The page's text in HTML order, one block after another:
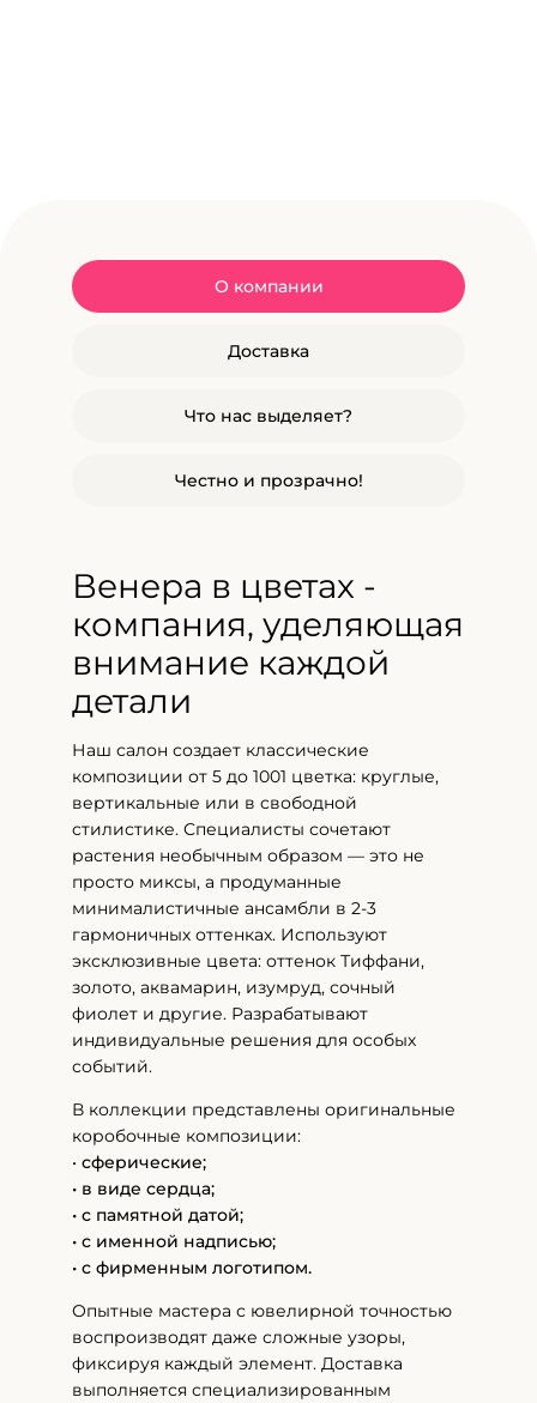
О компании
Доставка
Что нас выделяет?
Честно и прозрачно!
Венера в цветах -
компания, уделяющая
внимание каждой
детали
Наш салон создает классические
композиции от 5 до 1001 цветка: круглые,
вертикальные или в свободной
стилистике. Специалисты сочетают
растения необычным образом — это не
просто миксы, а продуманные
минималистичные ансамбли в 2-3
гармоничных оттенках. Используют
эксклюзивные цвета: оттенок Тиффани,
золото, аквамарин, изумруд, сочный
фиолет и другие. Разрабатывают
индивидуальные решения для особых
событий.
В коллекции представлены оригинальные
коробочные композиции:
• сферические;
• в виде сердца;
• с памятной датой;
• с именной надписью;
• с фирменным логотипом.
Опытные мастера с ювелирной точностью
воспроизводят даже сложные узоры,
фиксируя каждый элемент. Доставка
выполняется специализированным